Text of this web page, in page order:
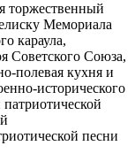
торжественный
Мемориала
караула,
Советского Союза,
полевая кухня и
исторического
песни